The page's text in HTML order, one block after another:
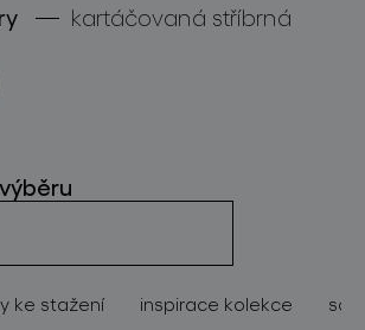
nás
kartáčovaná stříbrná
ke stažení inspirace kolekce